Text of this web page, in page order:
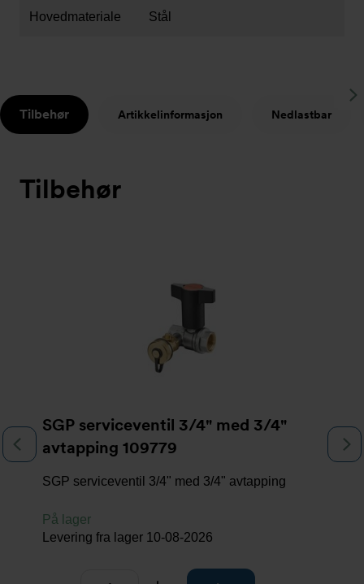
Hovedmateriale Stål
Tilbehør Artikkelinformasjon Nedlastbar
Tilbehør
SGP serviceventil 3/4" med 3/4"
avtapping 109779
SGP serviceventil 3/4" med 3/4" avtapping
På lager
Levering fra lager 10-08-2026
Previous